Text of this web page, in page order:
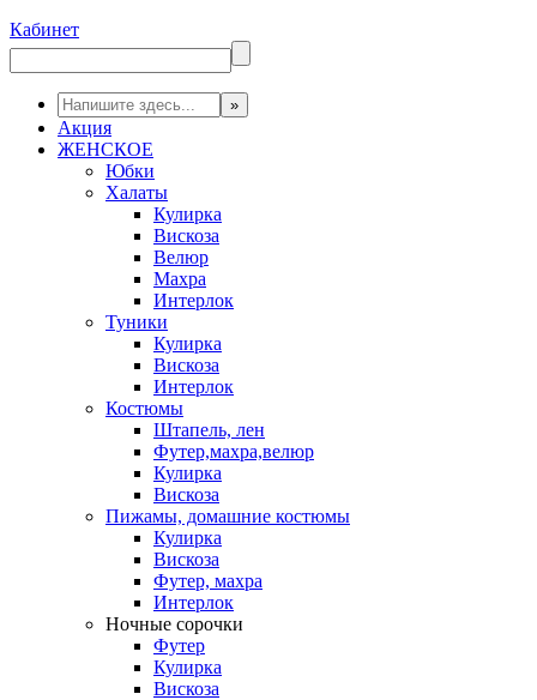
Кабинет
Акция
ЖЕНСКОЕ
Юбки
Халаты
Кулирка
Вискоза
Велюр
Махра
Интерлок
Туники
Кулирка
Вискоза
Интерлок
Костюмы
Штапель, лен
Футер,махра,велюр
Кулирка
Вискоза
Пижамы, домашние костюмы
Кулирка
Вискоза
Футер, махра
Интерлок
Ночные сорочки
Футер
Кулирка
Вискоза